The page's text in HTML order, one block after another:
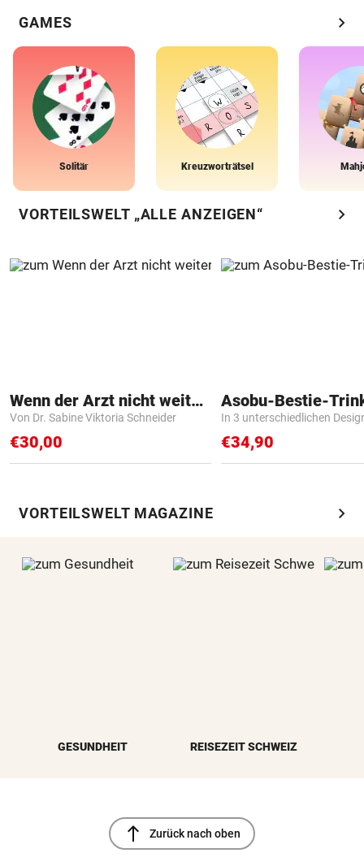
GAMES chevron_right
Solitär Kreuzworträtsel
VORTEILSWELT „ALLE ANZEIGEN“ chevron_right
Wenn der Arzt nicht weiter weiß
Von Dr. Sabine Viktoria Schneider
€30,00
Asobu-Bestie-
In 3 unterschiedlichen
€34,90
VORTEILSWELT MAGAZINE chevron_right
GESUNDHEIT REISEZEIT SCHWEIZ
north Zurück nach oben